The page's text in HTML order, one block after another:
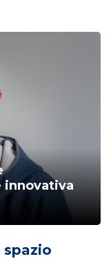
innovativa
spazio